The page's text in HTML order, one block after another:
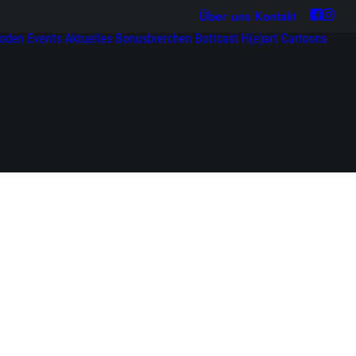
Über uns Kontakt
Events Aktuelles Bonusbierchen Bottcast H(e)art Cartoons